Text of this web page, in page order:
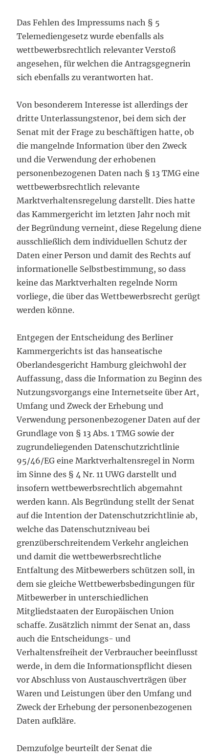
Das Fehlen des Impressums nach § 5
Telemediengesetz wurde ebenfalls als
wettbewerbsrechtlich relevanter Verstoß
angesehen, für welchen die Antragsgegnerin
sich ebenfalls zu verantworten hat.
Von besonderem Interesse ist allerdings der
dritte Unterlassungstenor, bei dem sich der
Senat mit der Frage zu beschäftigen hatte, ob
die mangelnde Information über den Zweck
und die Verwendung der erhobenen
personenbezogenen Daten nach § 13 TMG eine
wettbewerbsrechtlich relevante
Marktverhaltensregelung darstellt. Dies hatte
das Kammergericht im letzten Jahr noch mit
der Begründung verneint, diese Regelung diene
ausschließlich dem individuellen Schutz der
Daten einer Person und damit des Rechts auf
informationelle Selbstbestimmung, so dass
keine das Marktverhalten regelnde Norm
vorliege, die über das Wettbewerbsrecht gerügt
werden könne.
Entgegen der Entscheidung des Berliner
Kammergerichts ist das hanseatische
Oberlandesgericht Hamburg gleichwohl der
Auffassung, dass die Information zu Beginn des
Nutzungsvorgangs eine Internetseite über Art,
Umfang und Zweck der Erhebung und
Verwendung personenbezogener Daten auf der
Grundlage von § 13 Abs. 1 TMG sowie der
zugrundeliegenden Datenschutzrichtlinie
95/46/EG eine Marktverhaltensregel in Norm
im Sinne des § 4 Nr. 11 UWG darstellt und
insofern wettbewerbsrechtlich abgemahnt
werden kann. Als Begründung stellt der Senat
auf die Intention der Datenschutzrichtlinie ab,
welche das Datenschutzniveau bei
grenzüberschreitendem Verkehr angleichen
und damit die wettbewerbsrechtliche
Entfaltung des Mitbewerbers schützen soll, in
dem sie gleiche Wettbewerbsbedingungen für
Mitbewerber in unterschiedlichen
Mitgliedstaaten der Europäischen Union
schaffe. Zusätzlich nimmt der Senat an, dass
auch die Entscheidungs- und
Verhaltensfreiheit der Verbraucher beeinflusst
werde, in dem die Informationspflicht diesen
vor Abschluss von Austauschverträgen über
Waren und Leistungen über den Umfang und
Zweck der Erhebung der personenbezogenen
Daten aufkläre.
Demzufolge beurteilt der Senat die